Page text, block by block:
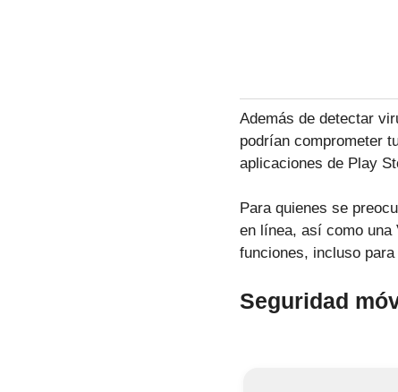
Además de detectar
podrían comprometer
aplicaciones de Play
Para quienes se
en línea, así como una
funciones, incluso
Seguridad